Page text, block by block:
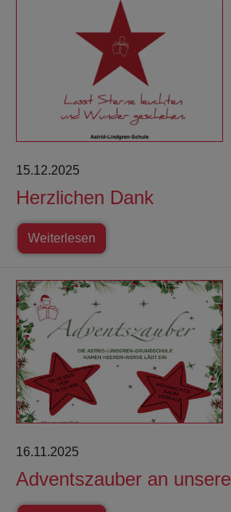
15.12.2025
Herzlichen Dank
Weiterlesen
16.11.2025
Adventszauber an